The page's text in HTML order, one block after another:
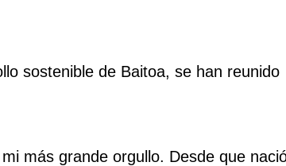
sostenible de Baitoa, se han reunido
más grande orgullo. Desde que